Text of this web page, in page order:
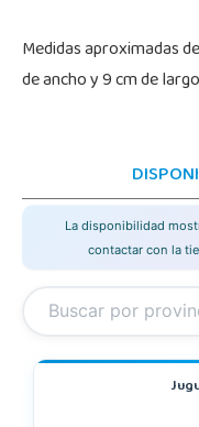
Medidas aproximadas
de ancho y 9 cm de
La disponibilidad
contactar con la